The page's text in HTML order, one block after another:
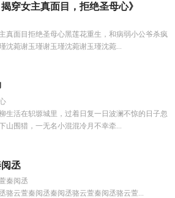
揭穿女主真面目，拒绝圣母心》
真面目拒绝圣母心黑莲花重生，和病弱小公爷杀疯
沈菀谢玉瑾谢玉瑾沈菀谢玉瑾沈菀...
生活在轵塬城里，过着日复一日波澜不惊的日子忽
山围猎，一无名小混混冷月不幸牵...
丞
秦阅丞
骆云萱秦阅丞秦阅丞骆云萱秦阅丞骆云萱...